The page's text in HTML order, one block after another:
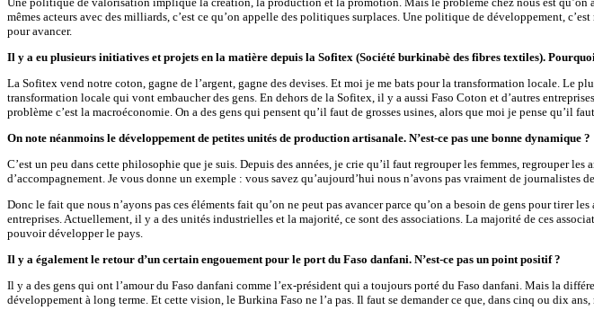
mêmes acteurs avec des milliards, c’est ce qu’on appelle des politiques surplaces. Une politique de développement,
pour avancer.
Il y a eu plusieurs initiatives et projets en la matière depuis la Sofitex (Société burkinabè des fibres textiles).
La Sofitex vend notre coton, gagne de l’argent, gagne des devises. Et moi je me bats pour la transformation locale. Le
transformation locale qui vont embaucher des gens. En dehors de la Sofitex, il y a aussi Faso Coton et d’autres
problème c’est la macroéconomie. On a des gens qui pensent qu’il faut de grosses usines, alors que moi je pense qu’il
On note néanmoins le développement de petites unités de production artisanale. N’est-ce pas une bonne dynamique ?
C’est un peu dans cette philosophie que je suis. Depuis des années, je crie qu’il faut regrouper les femmes, regrouper
d’accompagnement. Je vous donne un exemple : vous savez qu’aujourd’hui nous n’avons pas vraiment de
Donc le fait que nous n’ayons pas ces éléments fait qu’on ne peut pas avancer parce qu’on a besoin de gens pour
entreprises. Actuellement, il y a des unités industrielles et la majorité, ce sont des associations. La majorité de ces
pouvoir développer le pays.
Il y a également le retour d’un certain engouement pour le port du Faso danfani. N’est-ce pas un point positif ?
Il y a des gens qui ont l’amour du Faso danfani comme l’ex-président qui a toujours porté du Faso danfani. Mais la
développement à long terme. Et cette vision, le Burkina Faso ne l’a pas. Il faut se demander ce que, dans cinq ou dix